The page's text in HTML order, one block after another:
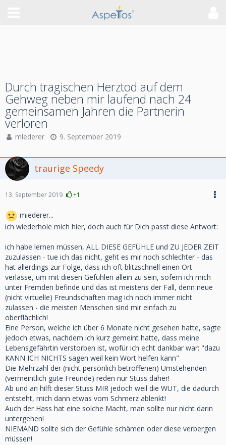
Durch tragischen Herztod auf dem
Gehweg neben mir laufend nach 24
gemeinsamen Jahren die Partnerin
verloren
mlederer 9. September 2019
traurige Speedy
13. September 2019 +1
miederer...
ich wiederhole mich hier, doch auch für Dich passt diese Antwort:
ich habe lernen müssen, ALL DIESE GEFÜHLE und ZU JEDER ZEIT
zuzulassen - tue ich das nicht, geht es mir noch schlechter - das
hat allerdings zur Folge, dass ich oft blitzschnell einen Ort
verlasse, um mit diesen Gefühlen allein zu sein, sofern ich mich
unter Fremden befinde und das ist meistens der Fall, denn neue
(nicht virtuelle) Freundschaften mag ich noch immer nicht
zulassen - die meisten Menschen sind mir einfach zu
oberflächlich!
Eine Person, welche ich über 6 Monate nicht gesehen hatte, sagte
jedoch etwas, nachdem ich kurz gemeint hatte, dass meine
Lebensgefährtin verstorben ist, wofür ich echt dankbar war: "dazu
KANN ICH NICHTS sagen weil kein Wort helfen kann"
Die Mehrzahl der (nicht persönlich betroffenen) Umstehenden
(vermeintlich gute Freunde) reden nur Stuss daher!
Ab und an hilft dieser Stuss MIR jedoch weil die WUT, die dadurch
entsteht, mich dann etwas vom Schmerz ablenkt!
Auch der Hass hat eine solche Macht, man sollte nur nicht darin
untergehen!
NIEMAND sollte sich der Gefühle schämen oder diese verbergen
müssen!